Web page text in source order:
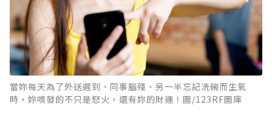
當妳每天為了外送遲到、同事腦殘、另一半忘記洗碗而生氣
時，妳噴發的不只是怒火，還有妳的財運！圖/123RF圖庫